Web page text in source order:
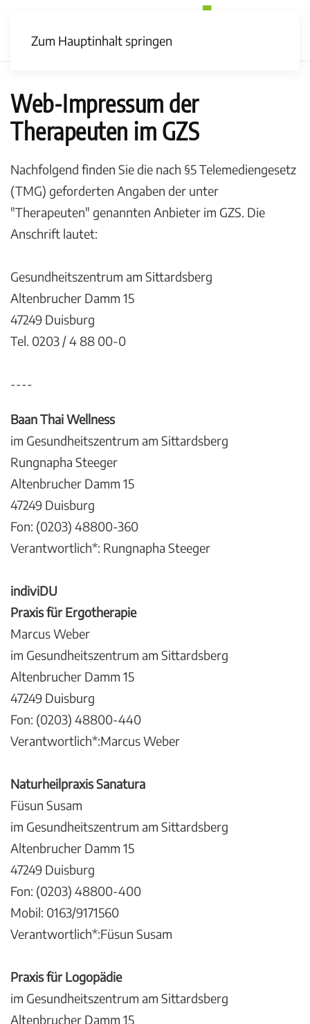
Zum Hauptinhalt springen
Web-Impressum der
Therapeuten im GZS
Nachfolgend finden Sie die nach §5 Telemediengesetz
(TMG) geforderten Angaben der unter
"Therapeuten" genannten Anbieter im GZS. Die
Anschrift lautet:
Gesundheitszentrum am Sittardsberg
Altenbrucher Damm 15
47249 Duisburg
Tel. 0203 / 4 88 00-0
----
Baan Thai Wellness
im Gesundheitszentrum am Sittardsberg
Rungnapha Steeger
Altenbrucher Damm 15
47249 Duisburg
Fon: (0203) 48800-360
Verantwortlich*: Rungnapha Steeger
indiviDU
Praxis für Ergotherapie
Marcus Weber
im Gesundheitszentrum am Sittardsberg
Altenbrucher Damm 15
47249 Duisburg
Fon: (0203) 48800-440
Verantwortlich*:Marcus Weber
Naturheilpraxis Sanatura
Füsun Susam
im Gesundheitszentrum am Sittardsberg
Altenbrucher Damm 15
47249 Duisburg
Fon: (0203) 48800-400
Mobil: 0163/9171560
Verantwortlich*:Füsun Susam
Praxis für Logopädie
im Gesundheitszentrum am Sittardsberg
Altenbrucher Damm 15